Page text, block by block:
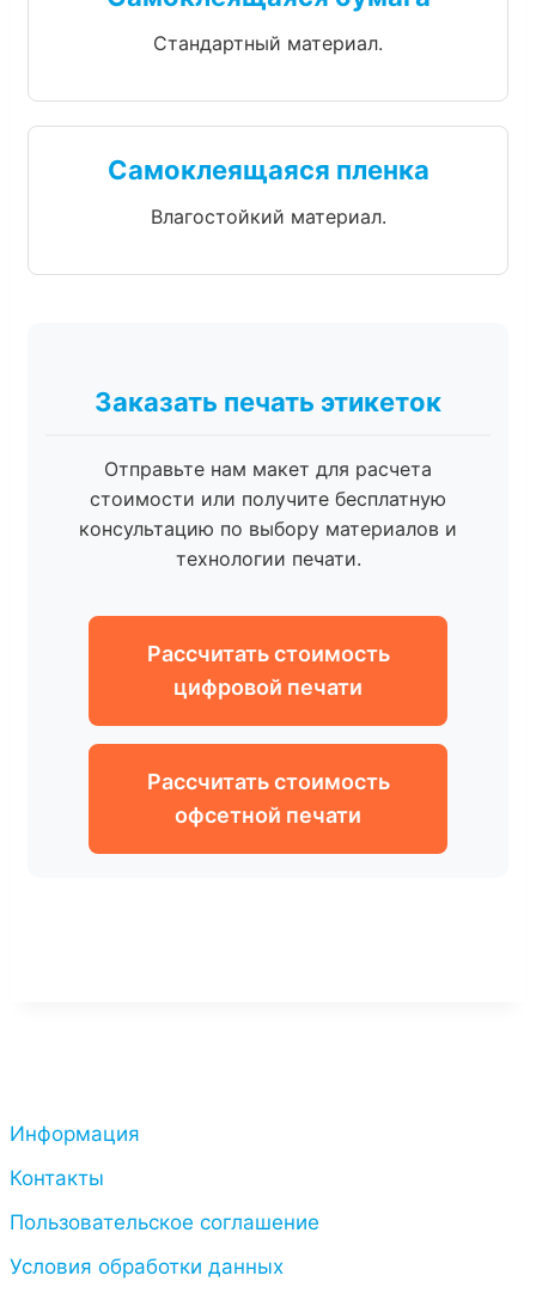
Стандартный материал.
Самоклеящаяся пленка
Влагостойкий материал.
Заказать печать этикеток
Отправьте нам макет для расчета
стоимости или получите бесплатную
консультацию по выбору материалов и
технологии печати.
Рассчитать стоимость
цифровой печати
Рассчитать стоимость
офсетной печати
Информация
Контакты
Пользовательское соглашение
Условия обработки данных